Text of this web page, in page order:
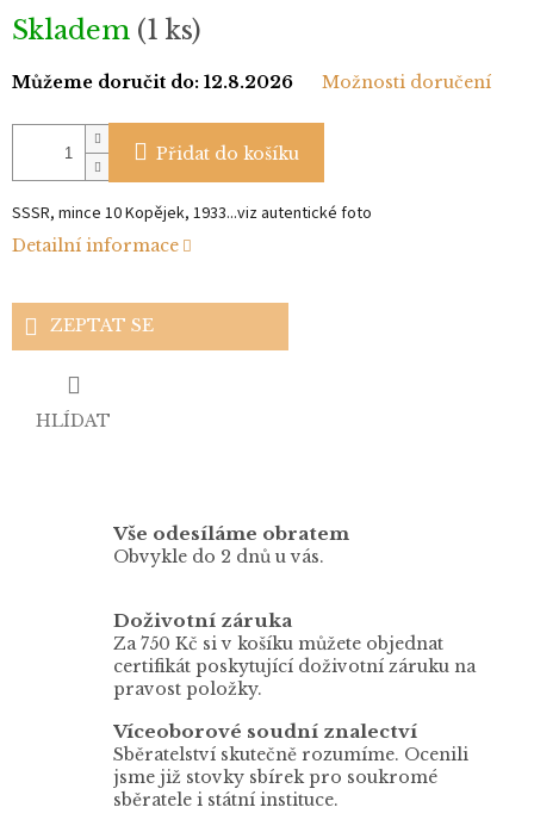
Měrná
cena:
Skladem (1 ks)
Můžeme doručit do: 12.8.2026 Možnosti doručení
Přidat do košíku
SSSR, mince 10 Kopějek, 1933...viz autentické foto
Detailní informace
ZEPTAT SE
HLÍDAT
Vše odesíláme obratem
Obvykle do 2 dnů u vás.
Doživotní záruka
Za 750 Kč si v košíku můžete objednat
certifikát poskytující doživotní záruku na
pravost položky.
Víceoborové soudní znalectví
Sběratelství skutečně rozumíme. Ocenili
jsme již stovky sbírek pro soukromé
sběratele i státní instituce.